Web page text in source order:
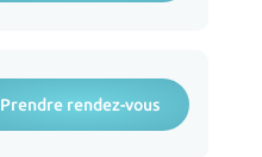
Prendre rendez-vous